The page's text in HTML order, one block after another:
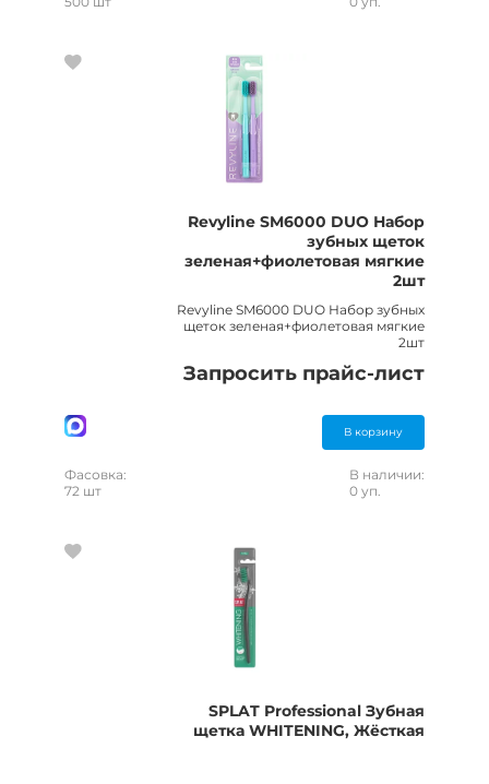
Revyline SM6000 DUO Набор
зубных щеток
зеленая+фиолетовая мягкие
2шт
Revyline SM6000 DUO Набор зубных
щеток зеленая+фиолетовая мягкие
2шт
Запросить прайс-лист
В корзину
Фасовка:
72 шт
В наличии:
0 уп.
SPLAT Professional Зубная
щетка WHITENING, Жёсткая